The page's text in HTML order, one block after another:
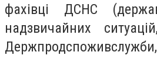
фахівці ДСНС
надзвичайних